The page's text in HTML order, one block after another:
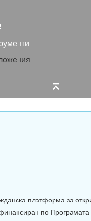
платформа за
по